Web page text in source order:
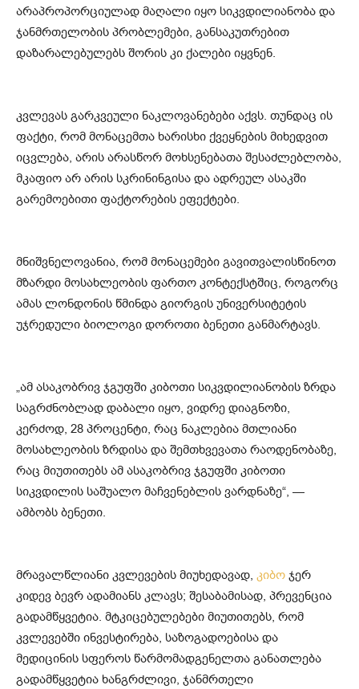
არაპროპორციულად მაღალი იყო სიკვდილიანობა და
ჯანმრთელობის პრობლემები, განსაკუთრებით
დაზარალებულებს შორის კი ქალები იყვნენ.
კვლევას გარკვეული ნაკლოვანებები აქვს. თუნდაც ის
ფაქტი, რომ მონაცემთა ხარისხი ქვეყნების მიხედვით
იცვლება, არის არასწორ მოხსენებათა შესაძლებლობა,
მკაფიო არ არის სკრინინგისა და ადრეულ ასაკში
გარემოებითი ფაქტორების ეფექტები.
მნიშვნელოვანია, რომ მონაცემები გავითვალისწინოთ
მზარდი მოსახლეობის ფართო კონტექსტშიც, როგორც
ამას ლონდონის წმინდა გიორგის უნივერსიტეტის
უჯრედული ბიოლოგი დოროთი ბენეთი განმარტავს.
„ამ ასაკობრივ ჯგუფში კიბოთი სიკვდილიანობის ზრდა
საგრძნობლად დაბალი იყო, ვიდრე დიაგნოზი,
კერძოდ, 28 პროცენტი, რაც ნაკლებია მთლიანი
მოსახლეობის ზრდისა და შემთხვევათა რაოდენობაზე,
რაც მიუთითებს ამ ასაკობრივ ჯგუფში კიბოთი
სიკვდილის საშუალო მაჩვენებლის ვარდნაზე“, —
ამბობს ბენეთი.
მრავალწლიანი კვლევების მიუხედავად, კიბო ჯერ
კიდევ ბევრ ადამიანს კლავს; შესაბამისად, პრევენცია
გადამწყვეტია. მტკიცებულებები მიუთითებს, რომ
კვლევებში ინვესტირება, საზოგადოებისა და
მედიცინის სფეროს წარმომადგენელთა განათლება
გადამწყვეტია ხანგრძლივი, ჯანმრთელი